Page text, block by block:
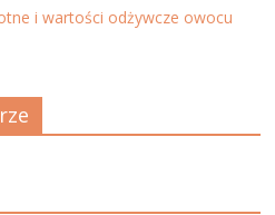
i wartości odżywcze owocu